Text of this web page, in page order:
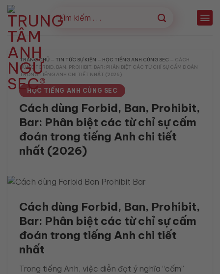
Bỏ
qua
nội
dung
TRANG CHỦ — TIN TỨC SỰ KIỆN — HỌC TIẾNG ANH CÙNG SEC — CÁCH
DÙNG FORBID, BAN, PROHIBIT, BAR: PHÂN BIỆT CÁC TỪ CHỈ SỰ CẤM ĐOÁN
TRONG TIẾNG ANH CHI TIẾT NHẤT (2026)
HỌC TIẾNG ANH CÙNG SEC
Cách dùng Forbid, Ban, Prohibit,
Bar: Phân biệt các từ chỉ sự cấm
đoán trong tiếng Anh chi tiết
nhất (2026)
Cách dùng Forbid, Ban, Prohibit,
Bar: Phân biệt các từ chỉ sự cấm
đoán trong tiếng Anh chi tiết
nhất
Trong tiếng Anh, việc diễn đạt ý nghĩa “cấm”